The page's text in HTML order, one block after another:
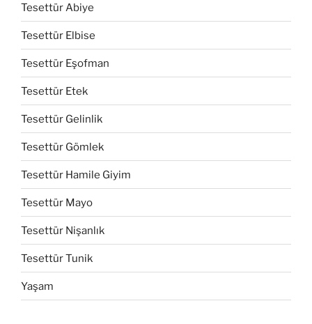
Tesettür Abiye
Tesettür Elbise
Tesettür Eşofman
Tesettür Etek
Tesettür Gelinlik
Tesettür Gömlek
Tesettür Hamile Giyim
Tesettür Mayo
Tesettür Nişanlık
Tesettür Tunik
Yaşam